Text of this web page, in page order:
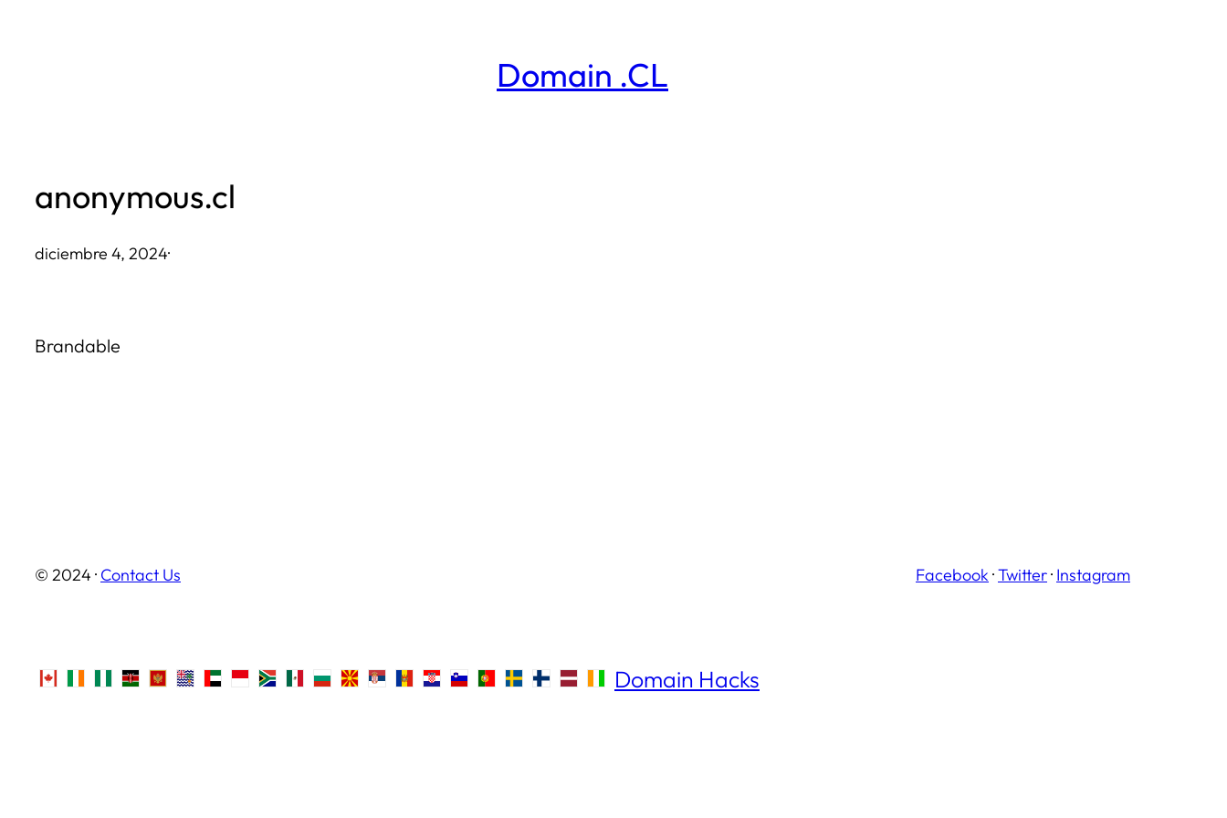
Domain .CL
anonymous.cl
diciembre 4, 2024·
Brandable
© 2024 · Contact Us Facebook ·Twitter· Instagram
Domain Hacks